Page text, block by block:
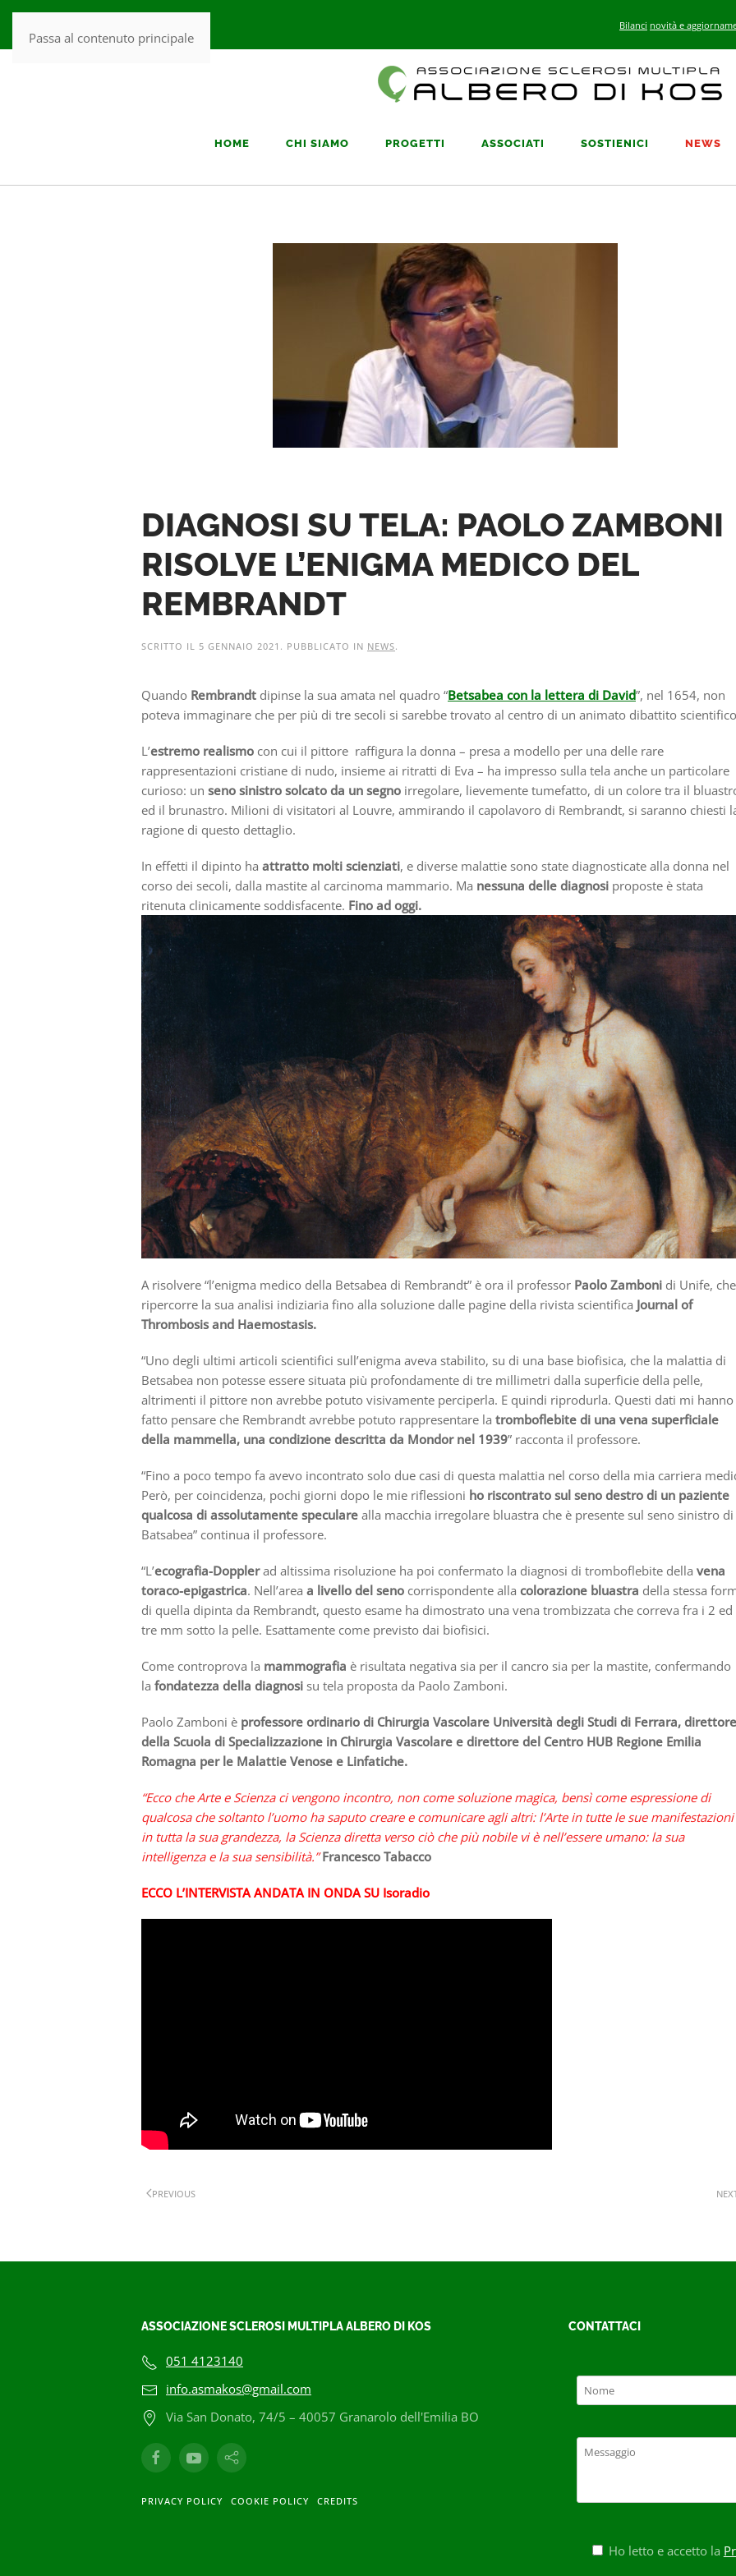
Passa al contenuto principale
Bilanci novità e
HOME CHI SIAMO PROGETTI ASSOCIATI SOSTIENICI NEWS
DIAGNOSI SU TELA: PAOLO ZAMBONI
RISOLVE L’ENIGMA MEDICO DEL
REMBRANDT
SCRITTO IL 5 GENNAIO 2021 . PUBBLICATO IN NEWS.
Quando Rembrandt dipinse la sua amata nel quadro “Betsabea con la lettera di David”, nel 1654, non
poteva immaginare che per più di tre secoli si sarebbe trovato al centro di un animato dibattito
L’estremo realismo con cui il pittore raffigura la donna – presa a modello per una delle rare
rappresentazioni cristiane di nudo, insieme ai ritratti di Eva – ha impresso sulla tela anche un particolare
curioso: un seno sinistro solcato da un segno irregolare, lievemente tumefatto, di un colore tra il
ed il brunastro. Milioni di visitatori al Louvre, ammirando il capolavoro di Rembrandt, si saranno chiesti
ragione di questo dettaglio.
In effetti il dipinto ha attratto molti scienziati, e diverse malattie sono state diagnosticate alla donna nel
corso dei secoli, dalla mastite al carcinoma mammario. Ma nessuna delle diagnosi proposte è stata
ritenuta clinicamente soddisfacente. Fino ad oggi.
A risolvere “l’enigma medico della Betsabea di Rembrandt” è ora il professor Paolo Zamboni di Unife, che
ripercorre la sua analisi indiziaria fino alla soluzione dalle pagine della rivista scientifica Journal of
Thrombosis and Haemostasis.
“Uno degli ultimi articoli scientifici sull’enigma aveva stabilito, su di una base biofisica, che la malattia di
Betsabea non potesse essere situata più profondamente di tre millimetri dalla superficie della pelle,
altrimenti il pittore non avrebbe potuto visivamente perciperla. E quindi riprodurla. Questi dati mi hanno
fatto pensare che Rembrandt avrebbe potuto rappresentare la tromboflebite di una vena superficiale
della mammella, una condizione descritta da Mondor nel 1939” racconta il professore.
“Fino a poco tempo fa avevo incontrato solo due casi di questa malattia nel corso della mia carriera
Però, per coincidenza, pochi giorni dopo le mie riflessioni ho riscontrato sul seno destro di un paziente
qualcosa di assolutamente speculare alla macchia irregolare bluastra che è presente sul seno sinistro di
Batsabea” continua il professore.
“L’ecografia-Dopplerad altissima risoluzione ha poi confermato la diagnosi di tromboflebite della vena
toraco-epigastrica. Nell’area a livello del seno corrispondente alla colorazione bluastra della stessa
di quella dipinta da Rembrandt, questo esame ha dimostrato una vena trombizzata che correva fra i 2 ed
tre mm sotto la pelle. Esattamente come previsto dai biofisici.
Come controprova la mammografia è risultata negativa sia per il cancro sia per la mastite, confermando
la fondatezza della diagnosi su tela proposta da Paolo Zamboni.
Paolo Zamboni è professore ordinario di Chirurgia Vascolare Università degli Studi di Ferrara, direttore
della Scuola di Specializzazione in Chirurgia Vascolare e direttore del Centro HUB Regione Emilia
Romagna per le Malattie Venose e Linfatiche.
“Ecco che Arte e Scienza ci vengono incontro, non come soluzione magica, bensì come espressione di
qualcosa che soltanto l’uomo ha saputo creare e comunicare agli altri: l’Arte in tutte le sue manifestazioni
in tutta la sua grandezza, la Scienza diretta verso ciò che più nobile vi è nell’essere umano: la sua
intelligenza e la sua sensibilità.”Francesco Tabacco
ECCO L’INTERVISTA ANDATA IN ONDA SU Isoradio
PREVIOUS
ASSOCIAZIONE SCLEROSI MULTIPLA ALBERO DI KOS
051 4123140
info.asmakos@gmail.com
Via San Donato, 74/5 – 40057 Granarolo dell'Emilia BO
PRIVACY POLICY COOKIE POLICY CREDITS
CONTATTACI
Ho letto e accetto la